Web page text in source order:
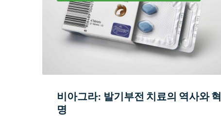
비아그라: 발기부전 치료의 역사와 혁
명